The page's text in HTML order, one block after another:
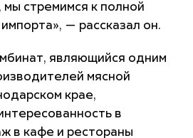
стремимся к полной
— рассказал он.
являющийся одним
мясной
крае,
в
в кафе и рестораны